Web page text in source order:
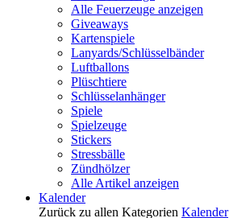
Alle Feuerzeuge anzeigen
Giveaways
Kartenspiele
Lanyards/Schlüsselbänder
Luftballons
Plüschtiere
Schlüsselanhänger
Spiele
Spielzeuge
Stickers
Stressbälle
Zündhölzer
Alle Artikel anzeigen
Kalender
Zurück zu allen Kategorien Kalender